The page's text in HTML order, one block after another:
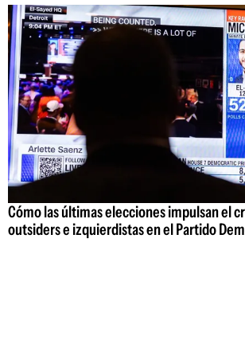
Cómo las últimas elecciones impulsan el
outsiders e izquierdistas en el Partido